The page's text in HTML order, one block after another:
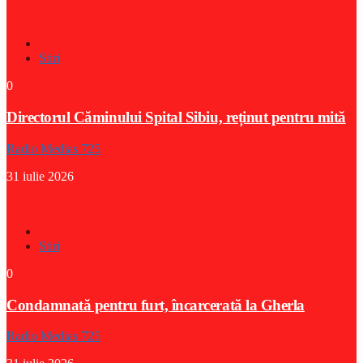
Stiri
0
Directorul Căminului Spital Sibiu, reținut pentru mită
Radio Medias 725
31 iulie 2026
Stiri
0
Condamnată pentru furt, încarcerată la Gherla
Radio Medias 725